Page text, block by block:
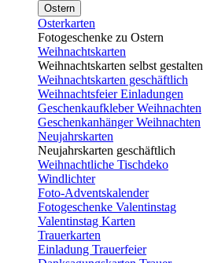
Ostern
Osterkarten
Fotogeschenke zu Ostern
Weihnachtskarten
Weihnachtskarten selbst gestalten
Weihnachtskarten geschäftlich
Weihnachtsfeier Einladungen
Geschenkaufkleber Weihnachten
Geschenkanhänger Weihnachten
Neujahrskarten
Neujahrskarten geschäftlich
Weihnachtliche Tischdeko
Windlichter
Foto-Adventskalender
Fotogeschenke Valentinstag
Valentinstag Karten
Trauerkarten
Einladung Trauerfeier